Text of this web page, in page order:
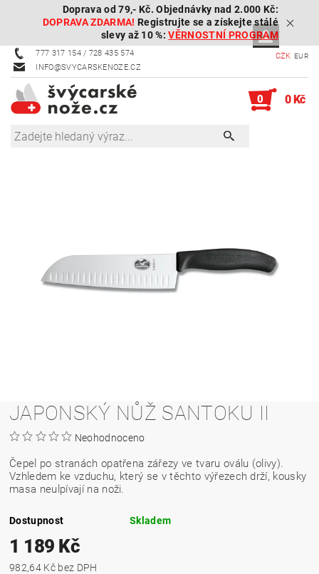
Doprava od 79,- Kč. Objednávky nad 2.000 Kč:
DOPRAVA ZDARMA! Registrujte se a získejte stálé
slevy až 10 %:VĚRNOSTNÍ PROGRAM
777 317 154 / 728 435 574
INFO@SVYCARSKENOZE.CZ
CZK EUR
0 0 Kč
JAPONSKÝ NŮŽ SANTOKU II
Neohodnoceno
Čepel po stranách opatřena zářezy ve tvaru oválu (olivy).
Vzhledem ke vzduchu, který se v těchto výřezech drží, kousky
masa neulpívají na noži.
Dostupnost Skladem
1 189 Kč
982,64 Kč bez DPH